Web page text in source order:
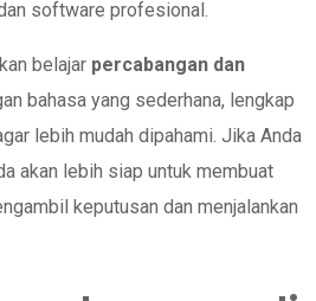
software profesional.
belajar percabangan dan
bahasa yang sederhana, lengkap
lebih mudah dipahami. Jika Anda
akan lebih siap untuk membuat
keputusan dan menjalankan